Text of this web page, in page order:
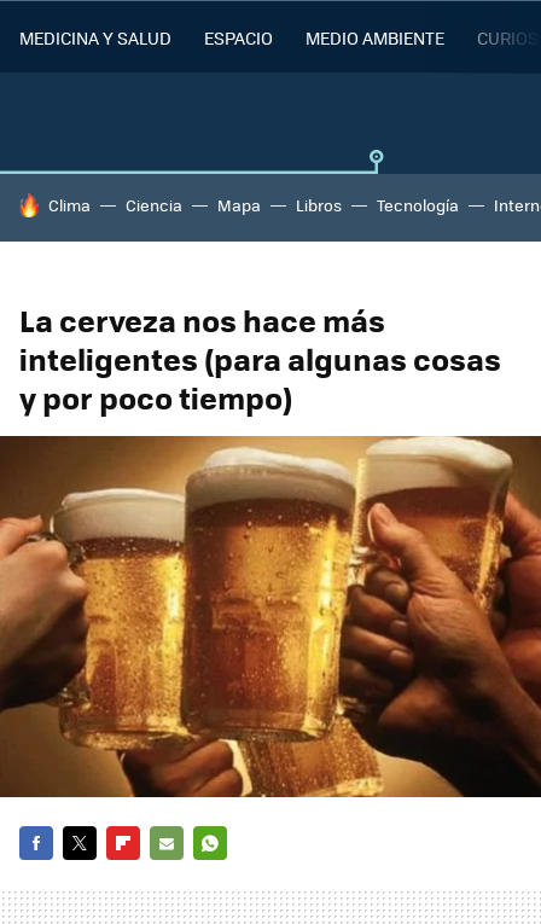
MEDICINA Y SALUD ESPACIO MEDIO AMBIENTE
HOY SE HABLA DE
Clima Ciencia Mapa Libros Tecnología
La cerveza nos hace más
inteligentes (para algunas cosas
y por poco tiempo)
MAIL